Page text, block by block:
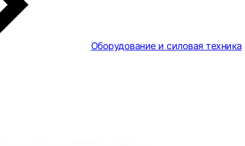
Оборудование и силовая техника